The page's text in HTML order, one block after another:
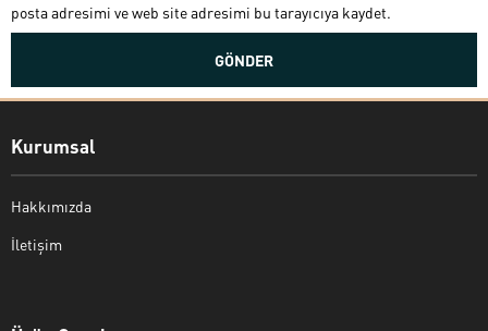
posta adresimi ve web site adresimi bu tarayıcıya kaydet.
Kurumsal
Hakkımızda
İletişim